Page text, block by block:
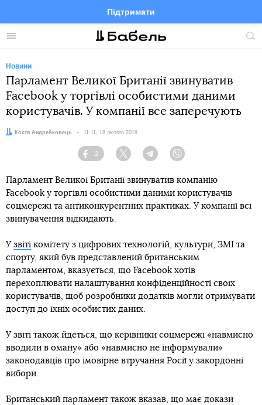
Меню
Підтримати
FacebookTelegramTwitter
Новини
Парламент Великої Британії звинуватив
Facebook у торгівлі особистими даними
користувачів. У компанії все заперечують
Автор:Костя Андрейковець Дата:
11:11, 18 лютого 2019
Facebook
2
Twitter TelegramViber
Парламент Великої Британії звинуватив компанію
Facebook у торгівлі особистими даними користувачів
соцмережі та антиконкурентних практиках. У компанії всі
звинувачення відкидають.
У звіті комітету з цифрових технологій, культури, ЗМІ та
спорту, який був представлений британським
парламентом, вказується, що Facebook хотів
перехоплювати налаштування конфіденційності своїх
користувачів, щоб розробники додатків могли отримувати
доступ до їхніх особистих даних.
У звіті також йдеться, що керівники соцмережі «навмисно
вводили в оману» або «навмисно не інформували»
законодавців про імовірне втручання Росії у закордонні
вибори.
Британський парламент також вказав, що має докази